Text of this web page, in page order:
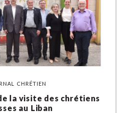
CHRÉTIEN
la visite des chrétiens
au Liban